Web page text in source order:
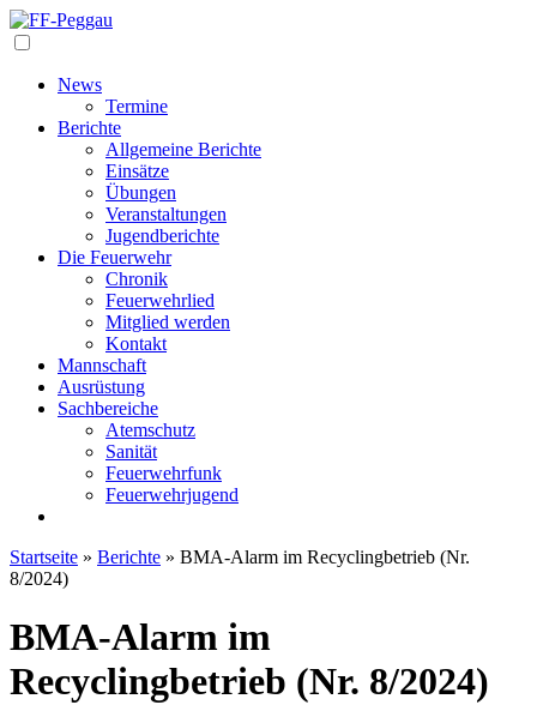
News
Termine
Berichte
Allgemeine Berichte
Einsätze
Übungen
Veranstaltungen
Jugendberichte
Die Feuerwehr
Chronik
Feuerwehrlied
Mitglied werden
Kontakt
Mannschaft
Ausrüstung
Sachbereiche
Atemschutz
Sanität
Feuerwehrfunk
Feuerwehrjugend
Startseite » Berichte » BMA-Alarm im Recyclingbetrieb (Nr.
8/2024)
BMA-Alarm im
Recyclingbetrieb (Nr. 8/2024)